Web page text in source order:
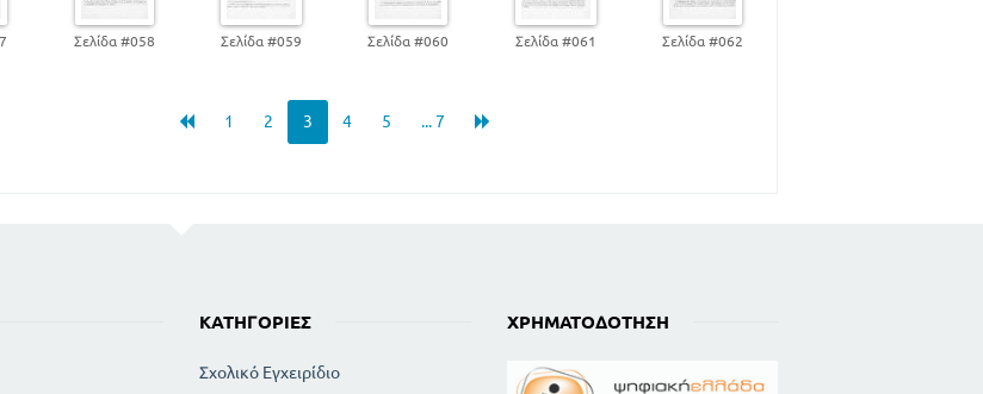
LE CHENE ET LE ROSEAU
92
LES SOUVENIRS DU PEUPLE
111
Σελίδα #058 Σελίδα #059 Σελίδα #060 Σελίδα #061 Σελίδα #062
1 2 3 4 5 ... 7
ΚΑΤΗΓΟΡΊΕΣ
Σχολικό Εγχειρίδιο
ΧΡΗΜΑΤΟΔΌΤΗΣΗ